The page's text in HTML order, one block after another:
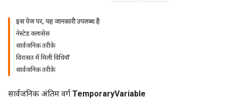
इस पेज पर, यह जानकारी उपलब्ध है
नेस्टेड क्लासेस
सार्वजनिक तरीके
विरासत में मिली विधियाँ
सार्वजनिक तरीके
सार्वजनिक अंतिम वर्ग TemporaryVariable